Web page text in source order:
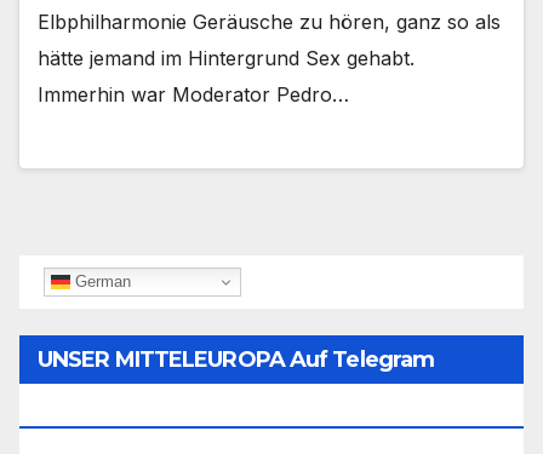
Elbphilharmonie Geräusche zu hören, ganz so als
hätte jemand im Hintergrund Sex gehabt.
Immerhin war Moderator Pedro…
German
UNSER MITTELEUROPA Auf Telegram